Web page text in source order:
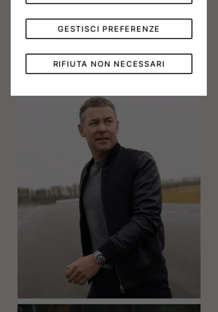
eventi emblematici che, insieme, formano la
“Tripla Corona” delle corse di resistenza.
RIFIUTA NON NECESSARI
GESTISCI PREFERENZE